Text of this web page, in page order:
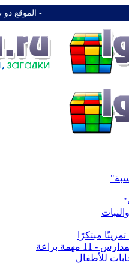
-️ الموقع ذو
مهمة براعة
للأطفال